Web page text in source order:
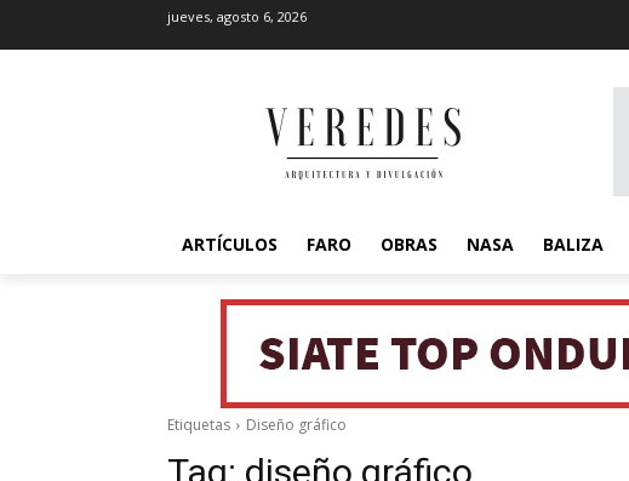
jueves, agosto 6, 2026
ARTÍCULOS FARO OBRAS NASA BALIZA
Etiquetas Diseño gráfico
Tag: diseño gráfico